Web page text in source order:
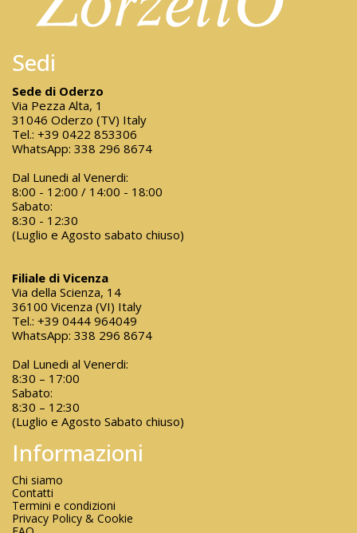
Sedi
Sede di Oderzo
Via Pezza Alta, 1
31046 Oderzo (TV) Italy
Tel.: +39 0422 853306
WhatsApp: 338 296 8674
Dal Lunedi al Venerdi:
8:00 - 12:00 / 14:00 - 18:00
Sabato:
8:30 - 12:30
(Luglio e Agosto sabato chiuso)
Filiale di Vicenza
Via della Scienza, 14
36100 Vicenza (VI) Italy
Tel.: +39 0444 964049
WhatsApp: 338 296 8674
Dal Lunedi al Venerdi:
8:30 – 17:00
Sabato:
8:30 – 12:30
(Luglio e Agosto Sabato chiuso)
Informazioni
Chi siamo
Contatti
Termini e condizioni
Privacy Policy & Cookie